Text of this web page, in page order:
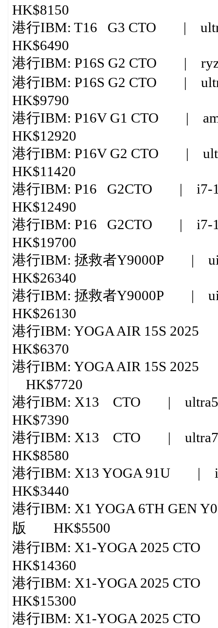
HK$8150
港行IBM: T16 G3 CTO |
HK$6490
港行IBM: P16S G2 CTO |
港行IBM: P16S G2 CTO |
HK$9790
港行IBM: P16V G1 CTO |
HK$12920
港行IBM: P16V G2 CTO |
HK$11420
港行IBM: P16 G2CTO | i7-
HK$12490
港行IBM: P16 G2CTO | i7-
HK$19700
港行IBM: 拯救者Y9000P |
HK$26340
港行IBM: 拯救者Y9000P |
HK$26130
港行IBM: YOGA AIR 15S
HK$6370
港行IBM: YOGA AIR 15S
HK$7720
港行IBM: X13 CTO | ultra5
HK$7390
港行IBM: X13 CTO | ultra7
HK$8580
港行IBM: X13 YOGA 91U |
HK$3440
港行IBM: X1 YOGA 6TH GEN
版 HK$5500
港行IBM: X1-YOGA 2025
HK$14360
港行IBM: X1-YOGA 2025
HK$15300
港行IBM: X1-YOGA 2025